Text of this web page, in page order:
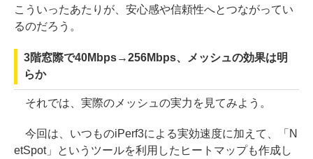
こういったあたりが、安心感や信頼性へとつながってい
るのだろう。
3階窓際で40Mbps→256Mbps、メッシュの効果は明
らか
それでは、実際のメッシュの実力を見てみよう。
今回は、いつものiPerf3による実効速度に加えて、「N
etSpot」というツールを利用したヒートマップも作成し